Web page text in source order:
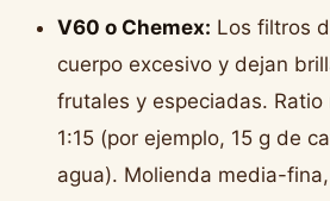
V60 o Chemex: Los filtros
cuerpo excesivo y dejan
frutales y especiadas. Ratio
1:15 (por ejemplo, 15 g de
agua). Molienda media-